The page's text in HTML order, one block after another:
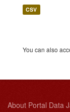
CSV
You can also
About Portal Data